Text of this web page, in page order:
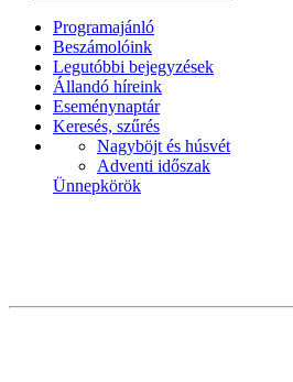
Programajánló
Beszámolóink
Legutóbbi bejegyzések
Állandó híreink
Eseménynaptár
Keresés, szűrés
Nagyböjt és húsvét
Adventi időszak
Ünnepkörök